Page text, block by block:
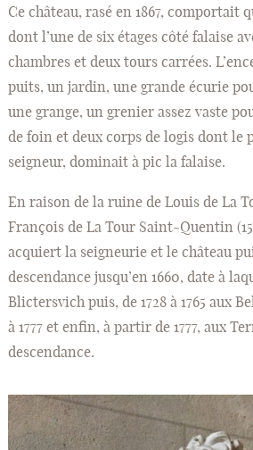
Ce château, rasé en 1867, comportait
dont l’une de six étages côté falaise
chambres et deux tours carrées.
puits, un jardin, une grande écurie
une grange, un grenier assez vaste
de foin et deux corps de logis dont le
seigneur, dominait à pic la falaise.
En raison de la ruine de Louis de La
François de La Tour Saint‑Quentin
acquiert la seigneurie et le château
descendance jusqu’en 1660, date à
Blictersvich puis, de 1728 à 1765 aux
à 1777 et enfin, à partir de 1777, aux
descendance.